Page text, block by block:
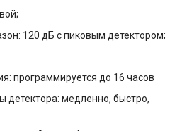
120 дБ с пиковым детектором;
программируется до 16 часов
детектора: медленно, быстро,